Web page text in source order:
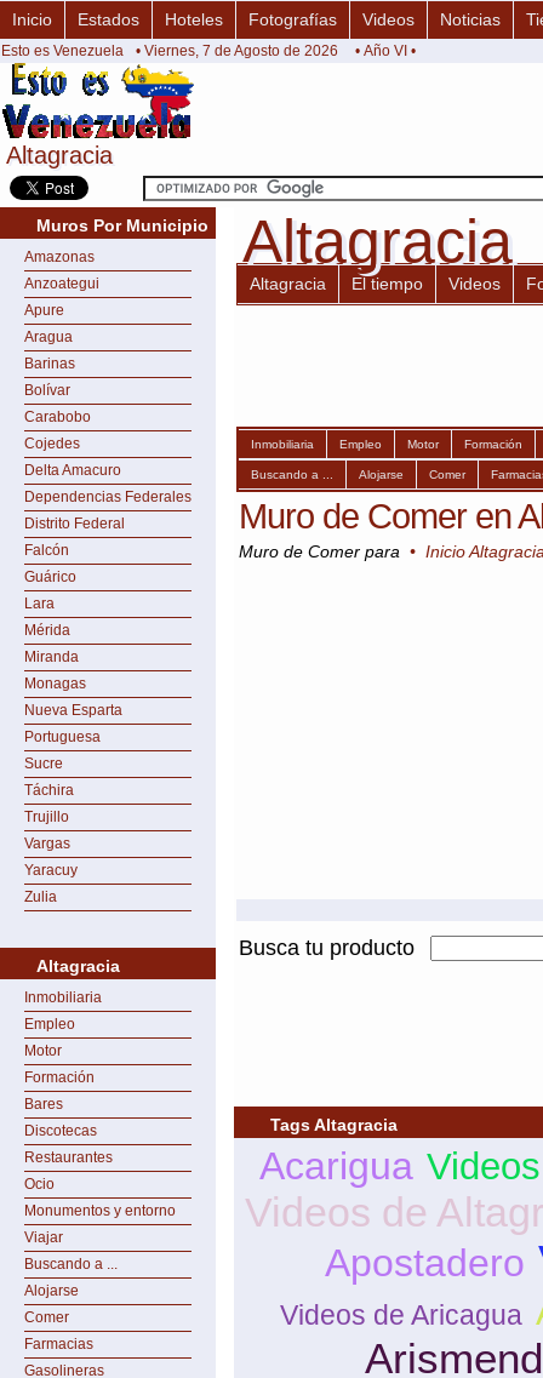
Altagracia
Altagracia
Inicio Estados Hoteles Fotografías Videos Noticias
Esto es Venezuela • Viernes, 7 de Agosto de 2026 • Año VI •
Muros Por Municipio
Amazonas
Anzoategui
Apure
Aragua
Barinas
Bolívar
Carabobo
Cojedes
Delta Amacuro
Dependencias Federales
Distrito Federal
Falcón
Guárico
Lara
Mérida
Miranda
Monagas
Nueva Esparta
Portuguesa
Sucre
Táchira
Trujillo
Vargas
Yaracuy
Zulia
Altagracia
Inmobiliaria
Empleo
Motor
Formación
Bares
Discotecas
Restaurantes
Ocio
Monumentos y entorno
Viajar
Buscando a ...
Alojarse
Comer
Farmacias
Gasolineras
Altagracia
Altagracia
Altagracia El tiempo Videos
Inmobiliaria Empleo Motor Formación
Buscando a ... Alojarse Comer
Muro de Comer en
Muro de Comer para • Inicio
Busca tu producto
Tags Altagracia
Acarigua
Videos de
Apostadero
Videos de Aricagua